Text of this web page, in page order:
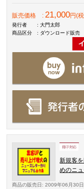
販売価格 : 21,000円(
発行者
: 大門太郎
商品区分
: ダウンロード販売
新規客
めのニ
商品の販売日 : 2009年06月30日